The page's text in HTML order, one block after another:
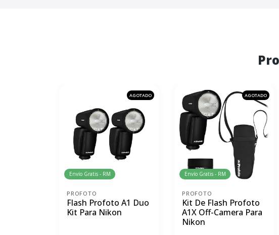
AGOTADO
Envío Gratis - RM
PROFOTO
Flash Profoto A1 Duo
Kit Para Nikon
AGOTADO
Envío Gratis - RM
PROFOTO
Kit De Flash Profoto
A1X Off-Camera Para
Nikon